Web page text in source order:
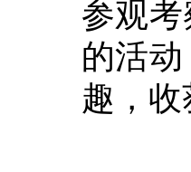
参观
的活
趣，